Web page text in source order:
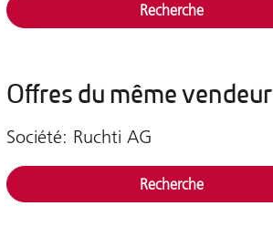
Recherche
Offres du même vendeur
Société: Ruchti AG
Recherche